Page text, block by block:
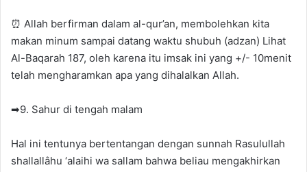
⏰ Allah berfirman dalam al-qur’an, membolehkan kita
makan minum sampai datang waktu shubuh (adzan) Lihat
Al-Baqarah 187, oleh karena itu imsak ini yang +/- 10menit
telah mengharamkan apa yang dihalalkan Allah.
➡9. Sahur di tengah malam
Hal ini tentunya bertentangan dengan sunnah Rasulullah
shallallâhu ‘alaihi wa sallam bahwa beliau mengakhirkan